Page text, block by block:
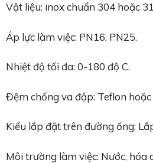
Vật liệu: inox chuẩn 304 hoặc
Áp lực làm việc: PN16, PN25.
Nhiệt độ tối đa: 0-180 độ C.
Đệm chống va đập: Teflon hoặc
Kiểu lắp đặt trên đường ống:
Môi trường làm việc: Nước, hóa